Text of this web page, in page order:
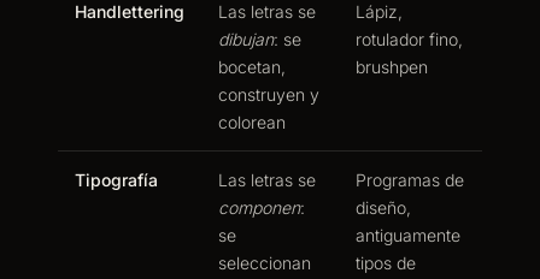
Handlettering
Las letras se
dibujan: se
bocetan,
construyen y
colorean
Lápiz,
rotulador fino,
brushpen
Tipografía
Las letras se
componen:
se
seleccionan
Programas de
diseño,
antiguamente
tipos de